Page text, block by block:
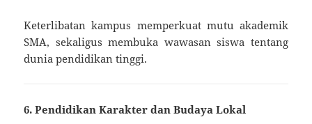
Keterlibatan kampus memperkuat mutu akademik
SMA, sekaligus membuka wawasan siswa tentang
dunia pendidikan tinggi.
6. Pendidikan Karakter dan Budaya Lokal